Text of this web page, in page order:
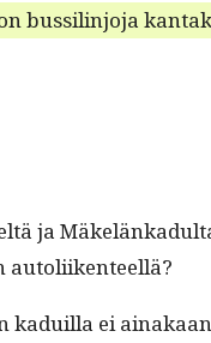
bus­sil­in­jo­ja
ja
autoliikenteellä?
kaduil­la ei